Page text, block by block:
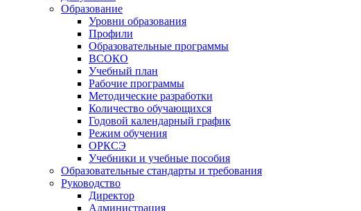
Образование
Уровни образования
Профили
Образовательные программы
ВСОКО
Учебный план
Рабочие программы
Методические разработки
Количество обучающихся
Годовой календарный график
Режим обучения
ОРКСЭ
Учебники и учебные пособия
Образовательные стандарты и требования
Руководство
Директор
Администрация